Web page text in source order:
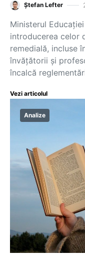
Ștefan Lefter
Ministerul
introducerea celor
remedială, incluse
învățătorii și
încalcă
Vezi articolul
Analize